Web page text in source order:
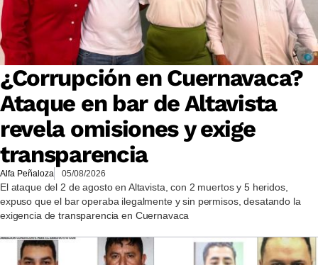
¿Corrupción en Cuernavaca?
Ataque en bar de Altavista
revela omisiones y exige
transparencia
Alfa Peñaloza 05/08/2026
El ataque del 2 de agosto en Altavista, con 2 muertos y 5 heridos,
expuso que el bar operaba ilegalmente y sin permisos, desatando la
exigencia de transparencia en Cuernavaca